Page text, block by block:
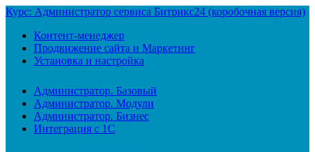
Курс: Администратор сервиса Битрикс24 (коробочная версия)
Контент-менеджер
Продвижение сайта и Маркетинг
Установка и настройка
Администратор. Базовый
Администратор. Модули
Администратор. Бизнес
Интеграция с 1С